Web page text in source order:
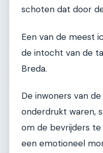
schoten dat door
Een van de meest
de intocht van de
Breda.
De inwoners van
onderdrukt waren,
om de bevrijders
een emotioneel